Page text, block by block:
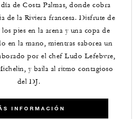
de Costa Palmas, donde cobra
de la Riviera francesa. Disfrute de
pies en la arena y una copa de
en la mano, mientras saborea un
por el chef Ludo Lefebvre,
y baila al ritmo contagioso
del DJ.
INFORMACIÓN